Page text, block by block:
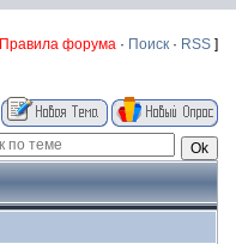
Правила форума · Поиск · RSS ]